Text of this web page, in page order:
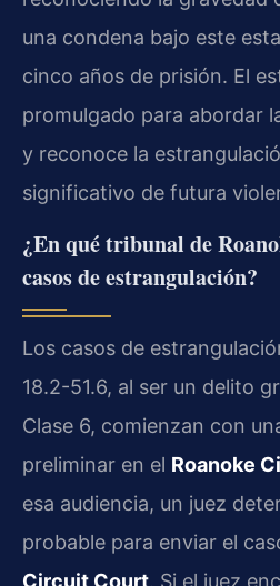
una condena bajo este
cinco años de prisión. El
promulgado para abordar
y reconoce la
significativo de futura
¿En qué tribunal de
casos de estrangulación?
Los casos de
18.2-51.6, al ser un delito
Clase 6, comienzan con
preliminar en el Roanoke
esa audiencia, un juez
probable para enviar el
Circuit Court. Si el juez